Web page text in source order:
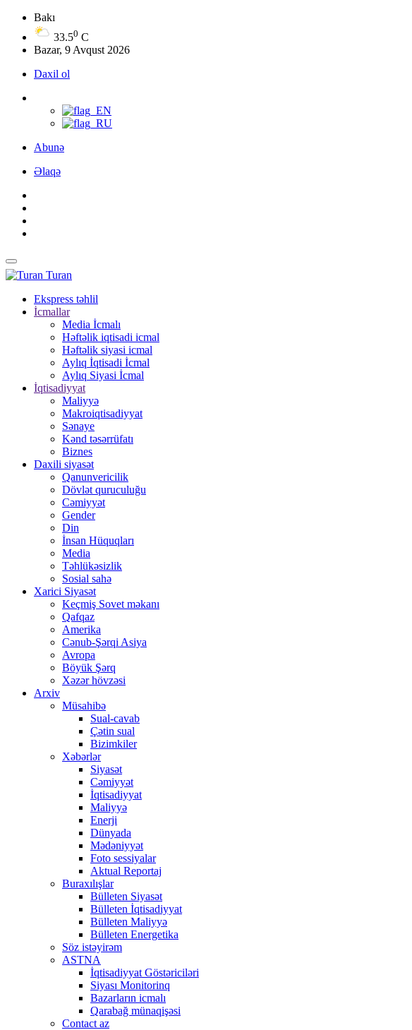
Bakı
33.50 C
Bazar, 9 Avqust 2026
Daxil ol
Abunə
Əlaqə
Turan
Ekspress təhlil
İcmallar
Media İcmalı
Həftəlik iqtisadi icmal
Həftəlik siyasi icmal
Aylıq İqtisadi İcmal
Aylıq Siyasi İcmal
İqtisadiyyat
Maliyyə
Makroiqtisadiyyat
Sənaye
Kənd təsərrüfatı
Biznes
Daxili siyasət
Qanunvericilik
Dövlət quruculuğu
Cəmiyyət
Gender
Din
İnsan Hüquqları
Media
Təhlükəsizlik
Sosial sahə
Xarici Siyasət
Keçmiş Sovet məkanı
Qafqaz
Amerika
Cənub-Şərqi Asiya
Avropa
Böyük Şərq
Xəzər hövzəsi
Arxiv
Müsahibə
Sual-cavab
Çətin sual
Bizimkiler
Xəbərlər
Siyasət
Cəmiyyət
İqtisadiyyat
Maliyyə
Enerji
Dünyada
Mədəniyyət
Foto sessiyalar
Aktual Reportaj
Buraxılışlar
Bülleten Siyasət
Bülleten İqtisadiyyat
Bülleten Maliyyə
Bülleten Energetika
Söz istəyirəm
ASTNA
İqtisadiyyat Göstəriciləri
Siyası Monitorinq
Bazarların icmalı
Qarabağ münaqişəsi
Contact az